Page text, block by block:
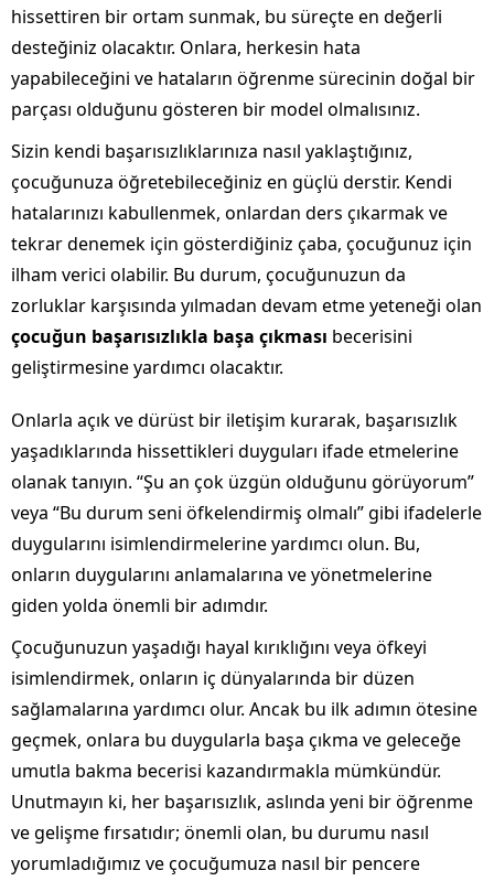
hissettiren bir ortam sunmak, bu süreçte en değerli
desteğiniz olacaktır. Onlara, herkesin hata
yapabileceğini ve hataların öğrenme sürecinin doğal bir
parçası olduğunu gösteren bir model olmalısınız.
Sizin kendi başarısızlıklarınıza nasıl yaklaştığınız,
çocuğunuza öğretebileceğiniz en güçlü derstir. Kendi
hatalarınızı kabullenmek, onlardan ders çıkarmak ve
tekrar denemek için gösterdiğiniz çaba, çocuğunuz için
ilham verici olabilir. Bu durum, çocuğunuzun da
zorluklar karşısında yılmadan devam etme yeteneği olan
çocuğun başarısızlıkla başa çıkması becerisini
geliştirmesine yardımcı olacaktır.
Onlarla açık ve dürüst bir iletişim kurarak, başarısızlık
yaşadıklarında hissettikleri duyguları ifade etmelerine
olanak tanıyın. “Şu an çok üzgün olduğunu görüyorum”
veya “Bu durum seni öfkelendirmiş olmalı” gibi ifadelerle
duygularını isimlendirmelerine yardımcı olun. Bu,
onların duygularını anlamalarına ve yönetmelerine
giden yolda önemli bir adımdır.
Çocuğunuzun yaşadığı hayal kırıklığını veya öfkeyi
isimlendirmek, onların iç dünyalarında bir düzen
sağlamalarına yardımcı olur. Ancak bu ilk adımın ötesine
geçmek, onlara bu duygularla başa çıkma ve geleceğe
umutla bakma becerisi kazandırmakla mümkündür.
Unutmayın ki, her başarısızlık, aslında yeni bir öğrenme
ve gelişme fırsatıdır; önemli olan, bu durumu nasıl
yorumladığımız ve çocuğumuza nasıl bir pencere